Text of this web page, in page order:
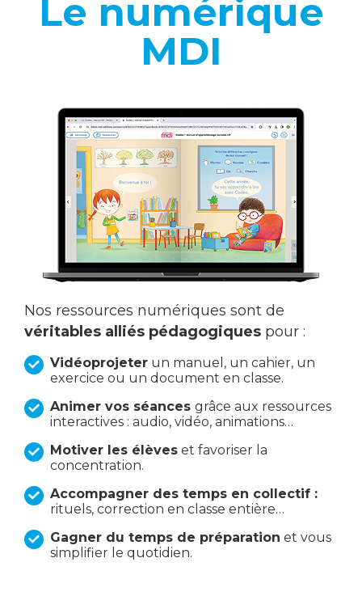
Le numérique
MDI
Nos ressources numériques sont de
véritables alliés pédagogiques pour :
Vidéoprojeter un manuel, un cahier, un
exercice ou un document en classe.
Animer vos séances grâce aux ressources
interactives : audio, vidéo, animations…
Motiver les élèves et favoriser la
concentration.
Accompagner des temps en collectif :
rituels, correction en classe entière…
Gagner du temps de préparation et vous
simplifier le quotidien.